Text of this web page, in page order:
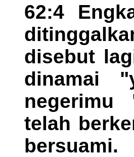
62:4
disebut
dinamai
negerimu
telah
bersuami.